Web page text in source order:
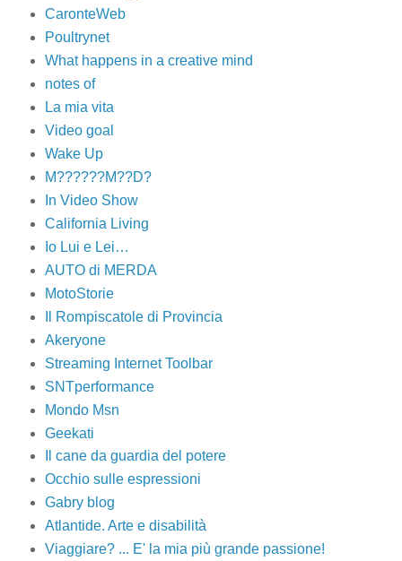
CaronteWeb
Poultrynet
What happens in a creative mind
notes of
La mia vita
Video goal
Wake Up
M??????M??D?
In Video Show
California Living
Io Lui e Lei…
AUTO di MERDA
MotoStorie
Il Rompiscatole di Provincia
Akeryone
Streaming Internet Toolbar
SNTperformance
Mondo Msn
Geekati
Il cane da guardia del potere
Occhio sulle espressioni
Gabry blog
Atlantide. Arte e disabilità
Viaggiare? ... E' la mia più grande passione!